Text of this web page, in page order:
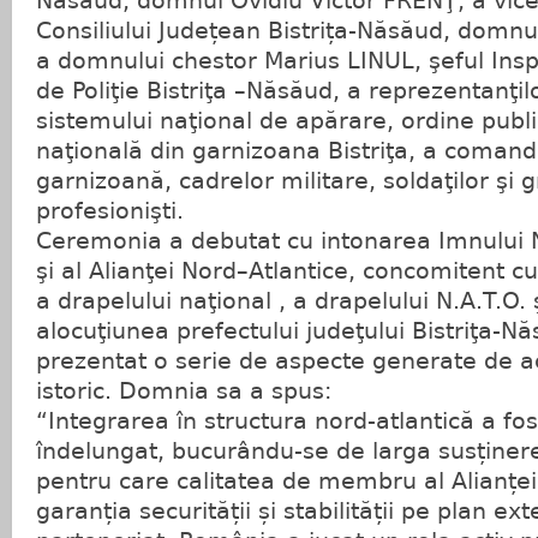
Consiliului Județean Bistrița-Năsăud,
a domnului chestor Marius LINUL, şeful
de Poliţie Bistriţa –Năsăud, a
sistemului naţional de apărare, ordine
naţională din garnizoana Bistriţa, a
garnizoană, cadrelor militare, soldaţilor şi
profesionişti.
Ceremonia a debutat cu intonarea Imnului
şi al Alianţei Nord–Atlantice, concomitent
a drapelului naţional , a drapelului N.A.T.O.
alocuţiunea prefectului judeţului Bistriţa-
prezentat o serie de aspecte generate de
istoric. Domnia sa a spus:
“Integrarea în structura nord-atlantică a
îndelungat, bucurându-se de larga
pentru care calitatea de membru al
garanția securității și stabilității pe plan